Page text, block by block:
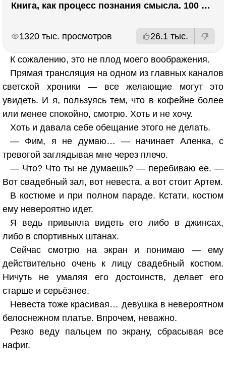
Книга, как процесс познания смысла. 100 великих книг: напутствие для читателя. Евгений Жаринов
1320 тыс. просмотров 26.1 тыс.
К сожалению, это не плод моего воображения.
Прямая трансляция на одном из главных каналов
светской хроники — все желающие могут это
увидеть. И я, пользуясь тем, что в кофейне более
или менее спокойно, смотрю. Хоть и не хочу.
Хоть и давала себе обещание этого не делать.
— Фим, я не думаю… — начинает Аленка, с
тревогой заглядывая мне через плечо.
— Что? Что ты не думаешь? — перебиваю ее. —
Вот свадебный зал, вот невеста, а вот стоит Артем.
В костюме и при полном параде. Кстати, костюм
ему невероятно идет.
Я ведь привыкла видеть его либо в джинсах,
либо в спортивных штанах.
Сейчас смотрю на экран и понимаю — ему
действительно очень к лицу свадебный костюм.
Ничуть не умаляя его достоинств, делает его
старше и серьёзнее.
Невеста тоже красивая… девушка в невероятном
белоснежном платье. Впрочем, неважно.
Резко веду пальцем по экрану, сбрасывая все
нафиг.